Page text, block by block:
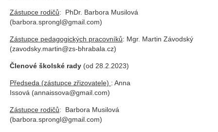
Zástupce rodičů: PhDr. Barbora Musilová
(barbora.sprongl@gmail.com)
Zástupce pedagogických pracovníků: Mgr. Martin Závodský
(zavodsky.martin@zs-bhrabala.cz)
Členové školské rady (od 28.2.2023)
Předseda (zástupce zřizovatele) : Anna
Issová (annaissova@gmail.com)
Zástupce rodičů: Barbora Musilová
(barbora.sprongl@gmail.com)